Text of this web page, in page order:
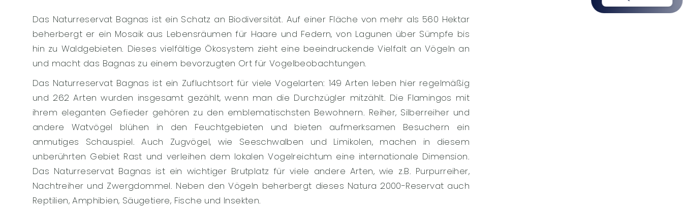
Das Naturreservat Bagnas ist ein Schatz an Biodiversität. Auf einer Fläche von mehr als 560 Hektar
beherbergt er ein Mosaik aus Lebensräumen für Haare und Federn, von Lagunen über Sümpfe bis
hin zu Waldgebieten. Dieses vielfältige Ökosystem zieht eine beeindruckende Vielfalt an Vögeln an
und macht das Bagnas zu einem bevorzugten Ort für Vogelbeobachtungen.
Das Naturreservat Bagnas ist ein Zufluchtsort für viele Vogelarten: 149 Arten leben hier regelmäßig
und 262 Arten wurden insgesamt gezählt, wenn man die Durchzügler mitzählt. Die Flamingos mit
ihrem eleganten Gefieder gehören zu den emblematischsten Bewohnern. Reiher, Silberreiher und
andere Watvögel blühen in den Feuchtgebieten und bieten aufmerksamen Besuchern ein
anmutiges Schauspiel. Auch Zugvögel, wie Seeschwalben und Limikolen, machen in diesem
unberührten Gebiet Rast und verleihen dem lokalen Vogelreichtum eine internationale Dimension.
Das Naturreservat Bagnas ist ein wichtiger Brutplatz für viele andere Arten, wie z.B. Purpurreiher,
Nachtreiher und Zwergdommel. Neben den Vögeln beherbergt dieses Natura 2000-Reservat auch
Reptilien, Amphibien, Säugetiere, Fische und Insekten.